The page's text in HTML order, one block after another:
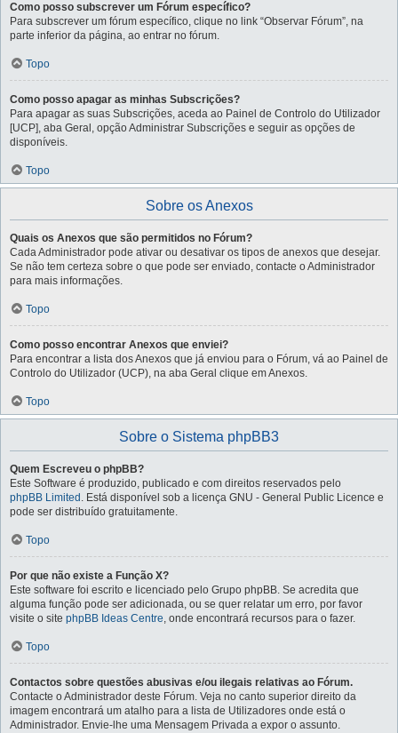
Como posso subscrever um Fórum específico?
Para subscrever um fórum específico, clique no link “Observar Fórum”, na
parte inferior da página, ao entrar no fórum.
Topo
Como posso apagar as minhas Subscrições?
Para apagar as suas Subscrições, aceda ao Painel de Controlo do Utilizador
[UCP], aba Geral, opção Administrar Subscrições e seguir as opções de
disponíveis.
Topo
Sobre os Anexos
Quais os Anexos que são permitidos no Fórum?
Cada Administrador pode ativar ou desativar os tipos de anexos que desejar.
Se não tem certeza sobre o que pode ser enviado, contacte o Administrador
para mais informações.
Topo
Como posso encontrar Anexos que enviei?
Para encontrar a lista dos Anexos que já enviou para o Fórum, vá ao Painel de
Controlo do Utilizador (UCP), na aba Geral clique em Anexos.
Topo
Sobre o Sistema phpBB3
Quem Escreveu o phpBB?
Este Software é produzido, publicado e com direitos reservados pelo
phpBB Limited . Está disponível sob a licença GNU - General Public Licence e
pode ser distribuído gratuitamente.
Topo
Por que não existe a Função X?
Este software foi escrito e licenciado pelo Grupo phpBB. Se acredita que
alguma função pode ser adicionada, ou se quer relatar um erro, por favor
visite o site phpBB Ideas Centre, onde encontrará recursos para o fazer.
Topo
Contactos sobre questões abusivas e/ou ilegais relativas ao Fórum.
Contacte o Administrador deste Fórum. Veja no canto superior direito da
imagem encontrará um atalho para a lista de Utilizadores onde está o
Administrador. Envie-lhe uma Mensagem Privada a expor o assunto.